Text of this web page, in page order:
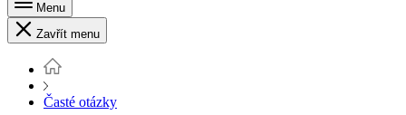
Menu
Zavřít menu
Časté otázky